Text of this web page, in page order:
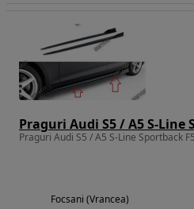
Focsani (Vrancea)